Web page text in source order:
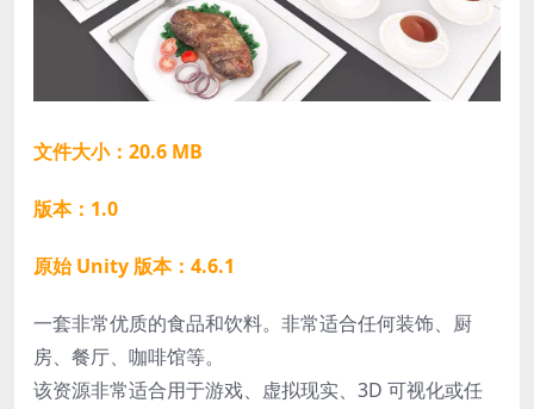
文件大小：20.6 MB
版本：1.0
原始 Unity 版本：4.6.1
一套非常优质的食品和饮料。非常适合任何装饰、厨
房、餐厅、咖啡馆等。
该资源非常适合用于游戏、虚拟现实、3D 可视化或任